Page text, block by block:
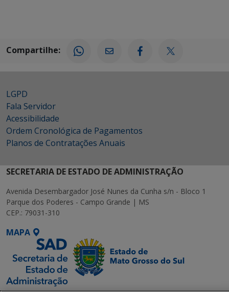
Compartilhe:
LGPD
Fala Servidor
Acessibilidade
Ordem Cronológica de Pagamentos
Planos de Contratações Anuais
SECRETARIA DE ESTADO DE ADMINISTRAÇÃO
Avenida Desembargador José Nunes da Cunha s/n - Bloco 1
Parque dos Poderes - Campo Grande | MS
CEP.: 79031-310
MAPA